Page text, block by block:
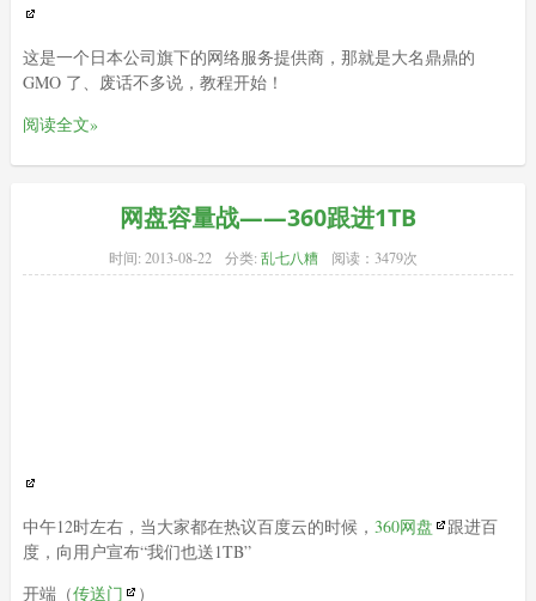
这是一个日本公司旗下的网络服务提供商，那就是大名鼎鼎的
GMO 了、废话不多说，教程开始！
阅读全文»
网盘容量战——360跟进1TB
时间: 2013-08-22 分类: 乱七八糟 阅读：3479次
中午12时左右，当大家都在热议百度云的时候， 360网盘
跟进百
度，向用户宣布“我们也送1TB”
开端（传送门
）